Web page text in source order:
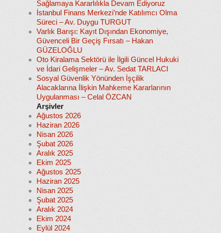
Sağlamaya Kararlılıkla Devam Ediyoruz
İstanbul Finans Merkezi’nde Katılımcı Olma
Süreci – Av. Duygu TURGUT
Varlık Barışı: Kayıt Dışından Ekonomiye,
Güvenceli Bir Geçiş Fırsatı – Hakan
GÜZELOĞLU
Oto Kiralama Sektörü ile İlgili Güncel Hukuki
ve İdari Gelişmeler – Av. Sedat TARLACI
Sosyal Güvenlik Yönünden İşçilik
Alacaklarına İlişkin Mahkeme Kararlarının
Uygulanması – Celal ÖZCAN
Arşivler
Ağustos 2026
Haziran 2026
Nisan 2026
Şubat 2026
Aralık 2025
Ekim 2025
Ağustos 2025
Haziran 2025
Nisan 2025
Şubat 2025
Aralık 2024
Ekim 2024
Eylül 2024